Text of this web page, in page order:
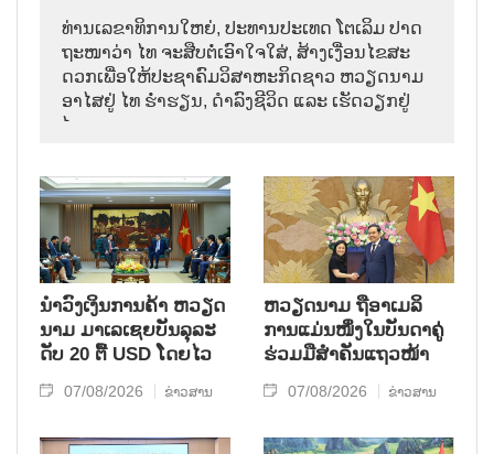
ທ່ານ​ເລ​ຂາ​ທິ​ການ​ໃຫຍ່, ປະ​ທານ​ປະ​ເທດ ໂຕ​ເລິມ ປາດ​
ຖະ​ໜາ​ວ່າ ໄທ​ ຈະ​ສືບ​ຕໍ່​ເອົາ​ໃຈ​ໃສ່, ສ້າງ​ເງື່ອນ​ໄຂ​ສະ​
ດວກ​ເພື່ອ​ໃຫ້​ປະ​ຊາ​ຄົມ​ວ​ິ​ສາ​ຫະ​ກິດ​ຊາວ ຫວຽດ​ນາມ
ອາ​ໄສ​ຢູ່ ໄທ ຮ່ຳ​ຮຽນ, ດຳ​ລົງ​ຊີ​ວິດ ແລະ ເຮັດ​ວຽກ​ຢູ່​
ໄທ.
ນຳ​ວົງ​ເງິນ​ການ​ຄ້າ ຫວຽດ​
ນາມ ມາ​ເລ​ເຊຍ​ບັນ​ລຸ​ລະ​
ດັບ 20 ຕື້ USD ໂດຍ​ໄວ
07/08/2026 ຂ່າວສານ
ຫ​ວຽດ​ນາມ ຖື​ອາ​ເມ​ລິ​
ການ​ແມ່ນ​ໜຶ່ງ​ໃນ​ບັນ​ດາ​ຄູ່​
ຮ່ວມ​ມື​ສຳ​ຄັນ​ແຖວ​ໜ້າ
07/08/2026 ຂ່າວສານ